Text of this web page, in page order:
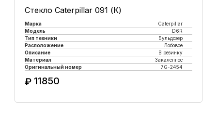
Стекло Caterpillar 091 (К)
Марка
Caterpillar
Модель
D6R
Тип техники
Бульдозер
Расположение
Лобовое
Описание
В резинку
Материал
Закаленное
Оригинальный номер
7G-2454
₽ 11850